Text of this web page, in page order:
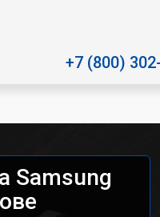
+7 (800)
Samsung